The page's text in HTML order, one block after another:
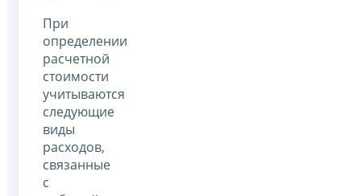
При
определении
расчетной
стоимости
учитываются
следующие
виды
расходов,
связанные
с